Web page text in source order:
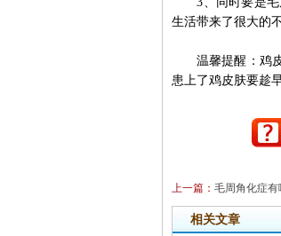
生活带来了很大的
温馨提醒：鸡皮
患上了鸡皮肤要趁
上一篇： 毛周角化症
相关文章